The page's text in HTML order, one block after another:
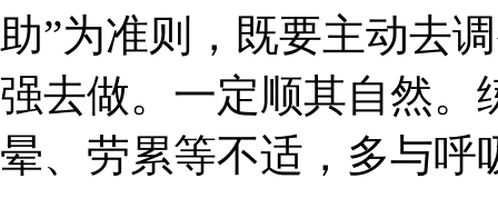
助”为准则，既要主动去
强去做。一定顺其自然。
晕、劳累等不适，多与呼